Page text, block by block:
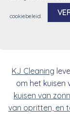
cookiebeleid.
KJ Cleaning
om het kuisen
kuisen van
van opritten, en